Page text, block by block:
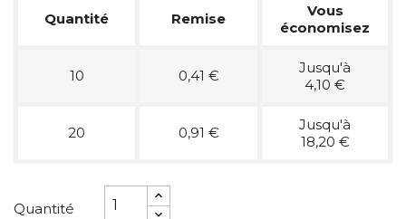
Quantité Remise
Vous
économisez
10 0,41 €
Jusqu'à
4,10 €
20 0,91 €
Jusqu'à
18,20 €
Quantité